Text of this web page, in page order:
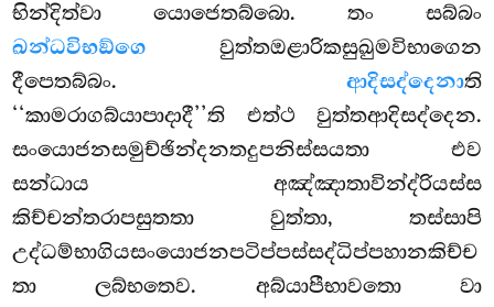
භින්දිත්වා යොජෙතබ්බො. තං සබ්බං
ඛන්ධවිභඞ්ගෙ වුත්තඔළාරිකසුඛුමවිභාගෙන
දීපෙතබ්බං. ආදිසද්දෙනාති
‘‘කාමරාගබ්යාපාදාදී’’ති එත්ථ වුත්තආදිසද්දෙන.
සංයොජනසමුච්ඡින්දනතදුපනිස්සයතා එව
සන්ධාය අඤ්ඤාතාවින්ද්රියස්ස
කිච්චන්තරාපසුතතා වුත්තා, තස්සාපි
උද්ධම්භාගියසංයොජනපටිප්පස්සද්ධිප්පහානකිච්ච
තා ලබ්භතෙව. අබ්යාපීභාවතො වා